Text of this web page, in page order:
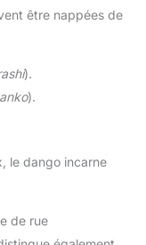
être nappées de
).
anko).
le dango incarne
de rue